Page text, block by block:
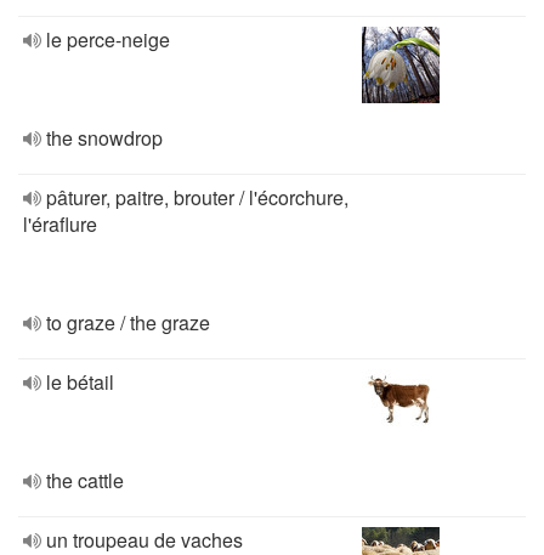
le perce-neige
the snowdrop
pâturer, paitre, brouter / l'écorchure,
l'éraflure
to graze / the graze
le bétail
the cattle
un troupeau de vaches